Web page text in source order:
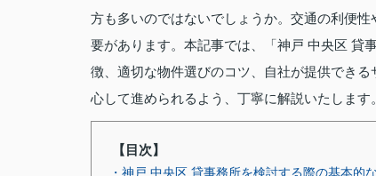
方も多いのではないでしょうか。交通の利便
要があります。本記事では、「神戸 中央区 貸
徴、適切な物件選びのコツ、自社が提供でき
心して進められるよう、丁寧に解説いたします。
【目次】
・神戸 中央区 貸事務所を検討する際の基本的